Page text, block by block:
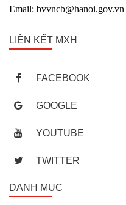
Email: bvvncb@hanoi.gov.vn
LIÊN KẾT MXH
FACEBOOK
GOOGLE
YOUTUBE
TWITTER
DANH MỤC